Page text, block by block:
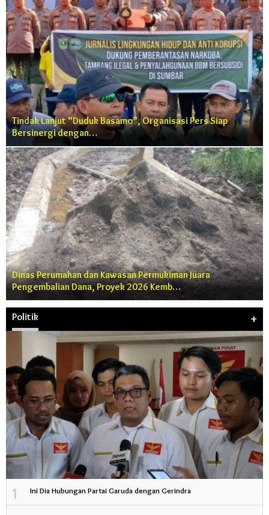
Tindak Lanjut “Duduk Basamo”, Organisasi Pers Siap
Bersinergi dengan…
Dinas Perumahan dan Kawasan Permukiman Juara
Pengembalian Dana, Proyek 2026 Kemb…
Politik +
1 Ini Dia Hubungan Partai Garuda dengan Gerindra